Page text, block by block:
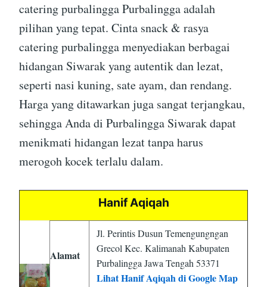
catering purbalingga Purbalingga adalah
pilihan yang tepat. Cinta snack & rasya
catering purbalingga menyediakan berbagai
hidangan Siwarak yang autentik dan lezat,
seperti nasi kuning, sate ayam, dan rendang.
Harga yang ditawarkan juga sangat terjangkau,
sehingga Anda di Purbalingga Siwarak dapat
menikmati hidangan lezat tanpa harus
merogoh kocek terlalu dalam.
Hanif Aqiqah
Alamat
Jl. Perintis Dusun Temengungngan
Grecol Kec. Kalimanah Kabupaten
Purbalingga Jawa Tengah 53371
Lihat Hanif Aqiqah di Google Map